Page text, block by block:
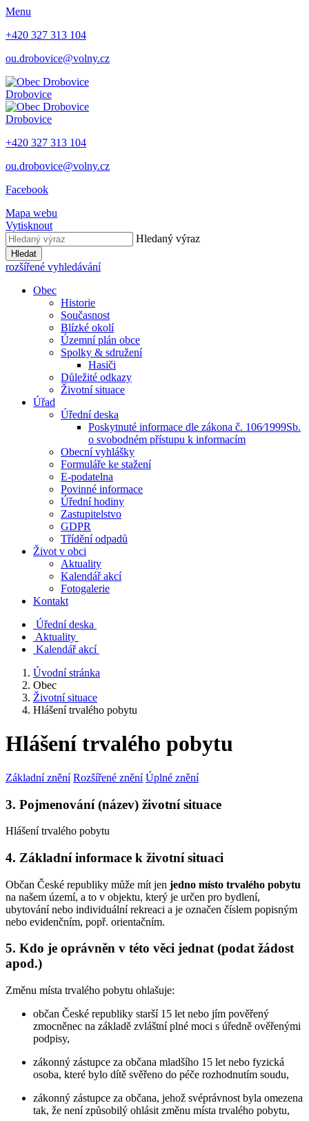
Menu
+420 327 313 104
ou.drobovice@volny.cz
Drobovice
Drobovice
+420 327 313 104
ou.drobovice@volny.cz
Facebook
Mapa webu
Vytisknout
Hledaný výraz
Hledat
rozšířené vyhledávání
Obec
Historie
Současnost
Blízké okolí
Územní plán obce
Spolky & sdružení
Hasiči
Důležité odkazy
Životní situace
Úřad
Úřední deska
Poskytnuté informace dle zákona č. 106⁄1999Sb.
o svobodném přístupu k informacím
Obecní vyhlášky
Formuláře ke stažení
E-podatelna
Povinné informace
Úřední hodiny
Zastupitelstvo
GDPR
Třídění odpadů
Život v obci
Aktuality
Kalendář akcí
Fotogalerie
Kontakt
Úřední deska
Aktuality
Kalendář akcí
Úvodní stránka
Obec
Životní situace
Hlášení trvalého pobytu
Hlášení trvalého pobytu
Základní znění Rozšířené znění Úplné znění
3. Pojmenování (název) životní situace
Hlášení trvalého pobytu
4. Základní informace k životní situaci
Občan České republiky může mít jen jedno místo trvalého pobytu
na našem území, a to v objektu, který je určen pro bydlení,
ubytování nebo individuální rekreaci a je označen číslem popisným
nebo evidenčním, popř. orientačním.
5. Kdo je oprávněn v této věci jednat (podat žádost
apod.)
Změnu místa trvalého pobytu ohlašuje:
občan České republiky starší 15 let nebo jím pověřený
zmocněnec na základě zvláštní plné moci s úředně ověřenými
podpisy,
zákonný zástupce za občana mladšího 15 let nebo fyzická
osoba, které bylo dítě svěřeno do péče rozhodnutím soudu,
zákonný zástupce za občana, jehož svéprávnost byla omezena
tak, že není způsobilý ohlásit změnu místa trvalého pobytu,